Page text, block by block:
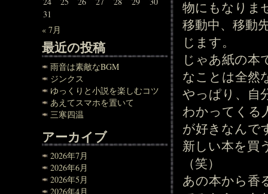
31
« 7月
最近の投稿
雨音は素敵なBGM
ジンクス
ゆっくりと小説を楽しむコツ
あえてスマホを置いて
三寒四温
アーカイブ
2026年7月
2026年6月
2026年5月
2026年4月
物にもなりま
移動中、移動
じます。
じゃあ紙の本
なことは全然
やっぱり、自
わかってくる
が好きなんで
新しい本を買
（笑）
あの本から香